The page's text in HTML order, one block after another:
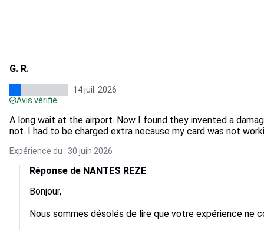
G. R.
14 juil. 2026
Avis vérifié
A long wait at the airport. Now I found they invented a
not. I had to be charged extra necause my card was not
Expérience du : 30 juin 2026
Réponse de NANTES REZE
Bonjour,
Nous sommes désolés de lire que votre expérience ne